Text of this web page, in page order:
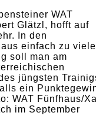
WAT
Glätzl, hofft auf
In den
einfach zu viele
soll man am
jüngsten
ein
WAT Fünfhaus/
im September